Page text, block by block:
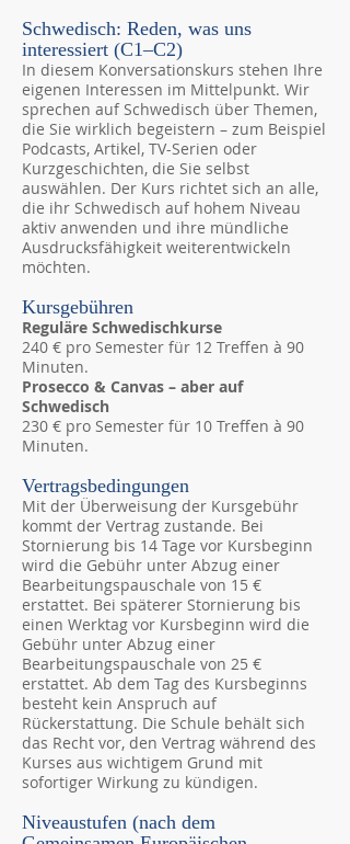
Schwedisch: Reden, was uns
interessiert (C1–C2)
In diesem Konversationskurs stehen Ihre
eigenen Interessen im Mittelpunkt. Wir
sprechen auf Schwedisch über Themen,
die Sie wirklich begeistern – zum Beispiel
Podcasts, Artikel, TV-Serien oder
Kurzgeschichten, die Sie selbst
auswählen. Der Kurs richtet sich an alle,
die ihr Schwedisch auf hohem Niveau
aktiv anwenden und ihre mündliche
Ausdrucksfähigkeit weiterentwickeln
möchten.
Kursgebühren
Reguläre Schwedischkurse
240 € pro Semester für 12 Treffen à 90
Minuten.
Prosecco & Canvas – aber auf
Schwedisch
230 € pro Semester für 10 Treffen à 90
Minuten.
Vertragsbedingungen
Mit der Überweisung der Kursgebühr
kommt der Vertrag zustande. Bei
Stornierung bis 14 Tage vor Kursbeginn
wird die Gebühr unter Abzug einer
Bearbeitungspauschale von 15 €
erstattet. Bei späterer Stornierung bis
einen Werktag vor Kursbeginn wird die
Gebühr unter Abzug einer
Bearbeitungspauschale von 25 €
erstattet. Ab dem Tag des Kursbeginns
besteht kein Anspruch auf
Rückerstattung. Die Schule behält sich
das Recht vor, den Vertrag während des
Kurses aus wichtigem Grund mit
sofortiger Wirkung zu kündigen.
Niveaustufen (nach dem